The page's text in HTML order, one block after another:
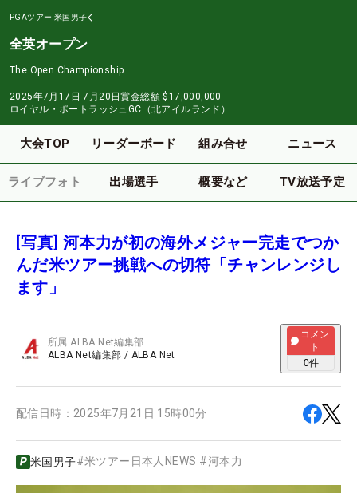
PGAツアー 米国男子
全英オープン
The Open Championship
2025年7月17日-7月20日賞金総額 $17,000,000
ロイヤル・ポートラッシュGC（北アイルランド）
大会TOP リーダーボード 組み合せ ニュース
ライブフォト 出場選手 概要など TV放送予定
[写真] 河本力が初の海外メジャー完走でつか
んだ米ツアー挑戦への切符「チャンレンジし
ます」
所属ALBA Net編集部
ALBA Net編集部 / ALBA Net
コメン
ト
0件
配信日時： 2025年7月21日 15時00分
米国男子#米ツアー日本人NEWS #河本力